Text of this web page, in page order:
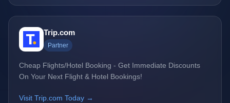
Trip.com
Partner
Cheap Flights/Hotel Booking - Get Immediate Discounts
On Your Next Flight & Hotel Bookings!
Visit Trip.com Today →